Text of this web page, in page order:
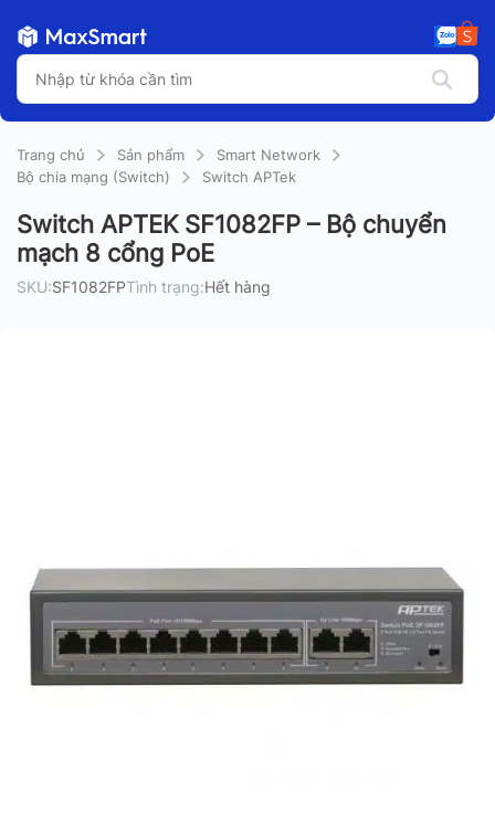
Trang chủ Sản phẩm
Smart Network
Bộ chia mạng (Switch)
Switch APTek
Switch APTEK SF1082FP – Bộ chuyển
mạch 8 cổng PoE
SKU:SF1082FPTình trạng:Hết hàng